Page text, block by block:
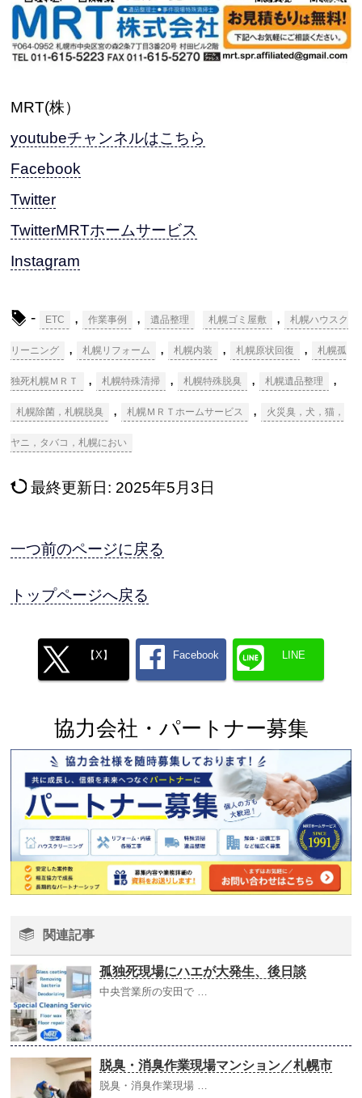
MRT(株）
youtubeチャンネルはこちら
Facebook
Twitter
TwitterMRTホームサービス
Instagram
- ETC , 作業事例 , 遺品整理 札幌ゴミ屋敷 , 札幌ハウスク
リーニング , 札幌リフォーム , 札幌内装 , 札幌原状回復 , 札幌孤
独死札幌ＭＲＴ , 札幌特殊清掃 , 札幌特殊脱臭 , 札幌遺品整理 ,
札幌除菌，札幌脱臭 , 札幌ＭＲＴホームサービス , 火災臭，犬，猫，
ヤニ，タバコ，札幌におい
最終更新日: 2025年5月3日
一つ前のページに戻る
トップページへ戻る
【X】 Facebook LINE
協力会社・パートナー募集
関連記事
孤独死現場にハエが大発生、後日談
中央営業所の安田で …
脱臭・消臭作業現場マンション／札幌市
脱臭・消臭作業現場 …